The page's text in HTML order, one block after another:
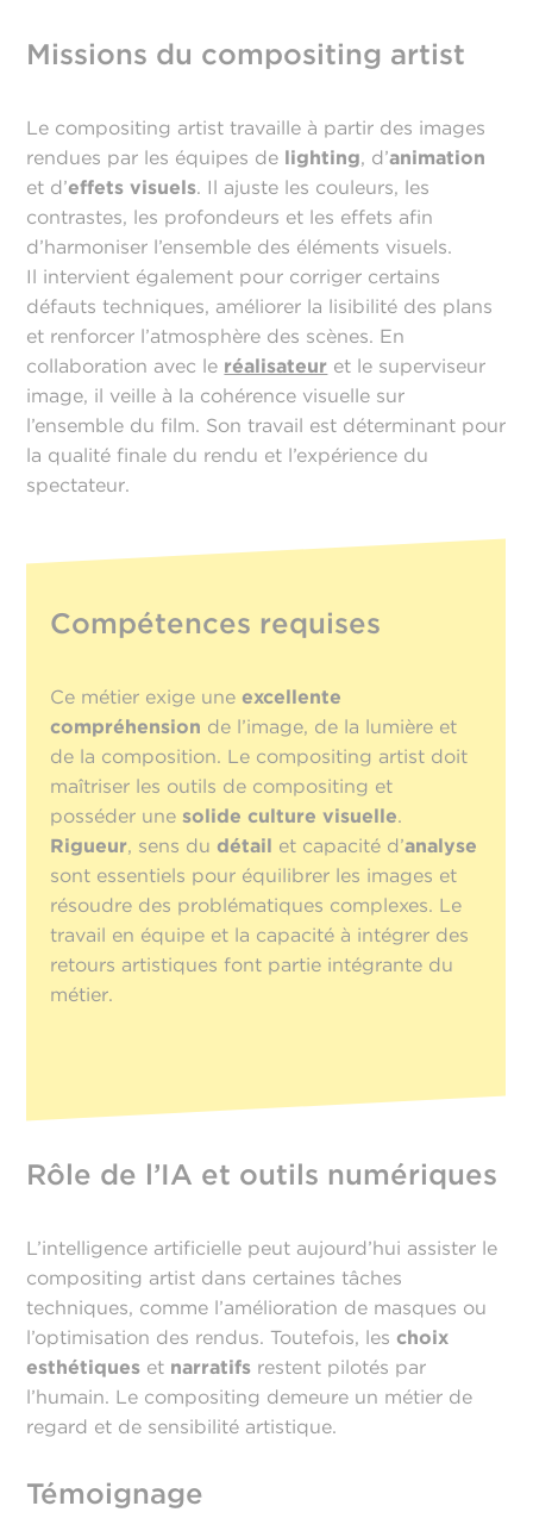
Missions du compositing artist
Le compositing artist travaille à partir des images
rendues par les équipes de lighting, d’animation
et d’effets visuels. Il ajuste les couleurs, les
contrastes, les profondeurs et les effets afin
d’harmoniser l’ensemble des éléments visuels.
Il intervient également pour corriger certains
défauts techniques, améliorer la lisibilité des plans
et renforcer l’atmosphère des scènes. En
collaboration avec le réalisateur et le superviseur
image, il veille à la cohérence visuelle sur
l’ensemble du film. Son travail est déterminant pour
la qualité finale du rendu et l’expérience du
spectateur.
Compétences requises
Ce métier exige uneexcellente
compréhension de l’image, de la lumière et
de la composition. Le compositing artist doit
maîtriser les outils de compositing et
posséder unesolide culture visuelle.
Rigueur, sens dudétail et capacité d’analyse
sont essentiels pour équilibrer les images et
résoudre des problématiques complexes. Le
travail en équipe et la capacité à intégrer des
retours artistiques font partie intégrante du
métier.
Rôle de l’IA et outils numériques
L’intelligence artificielle peut aujourd’hui assister le
compositing artist dans certaines tâches
techniques, comme l’amélioration de masques ou
l’optimisation des rendus. Toutefois, leschoix
esthétiques et narratifs restent pilotés par
l’humain. Le compositing demeure un métier de
regard et de sensibilité artistique.
Témoignage